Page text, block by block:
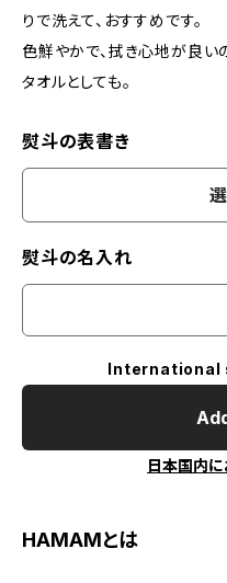
りで洗えて、おすすめです。
色鮮やかで、拭き心地が良い
タオルとしても。
熨斗の表書き
熨斗の名入れ
International
日本国内
HAMAMとは